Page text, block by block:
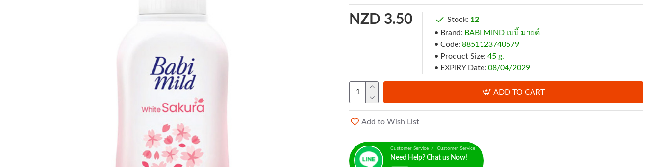
NZD 3.50 Stock: 12
Brand: BABI MIND เบบี้ มายด์
Code: 8851123740579
Product Size: 45 g.
EXPIRY Date: 08/04/2029
ADD TO CART
Add to Wish List
Customer Service / Customer Service
Need Help? Chat us Now!